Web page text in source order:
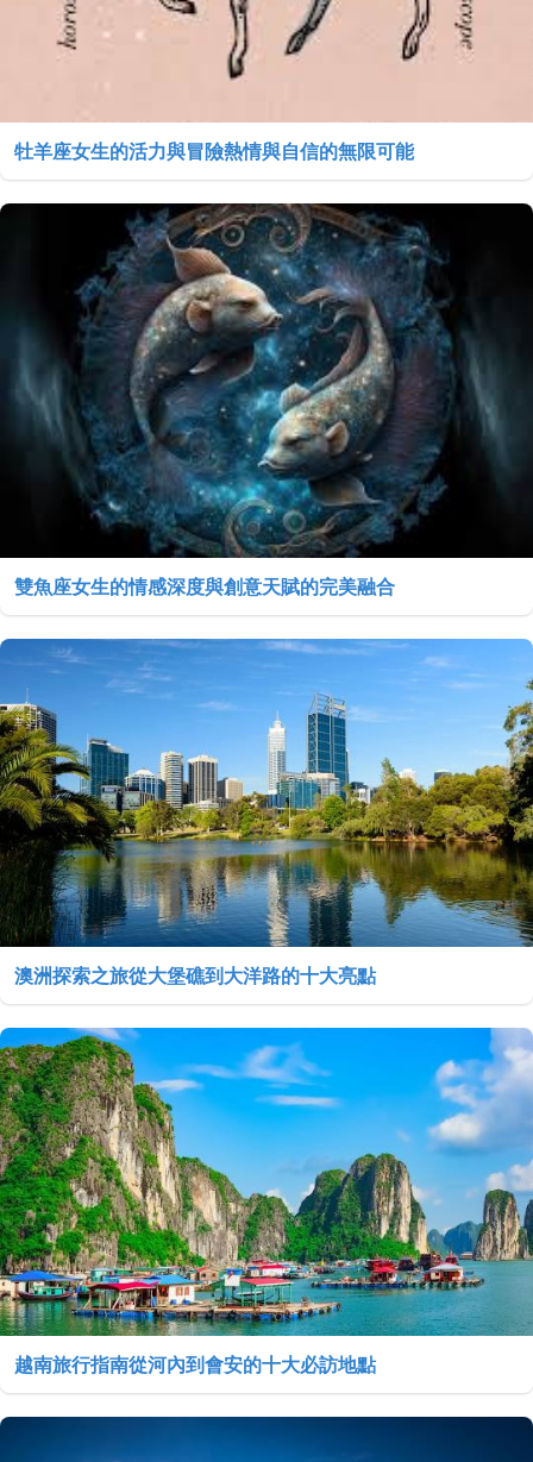
牡羊座女生的活力與冒險熱情與自信的無限可能
雙魚座女生的情感深度與創意天賦的完美融合
澳洲探索之旅從大堡礁到大洋路的十大亮點
越南旅行指南從河內到會安的十大必訪地點